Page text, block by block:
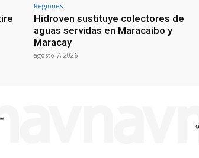
Regiones
Hidroven sustituye colectores de
aguas servidas en Maracaibo y
Maracay
agosto 7, 2026